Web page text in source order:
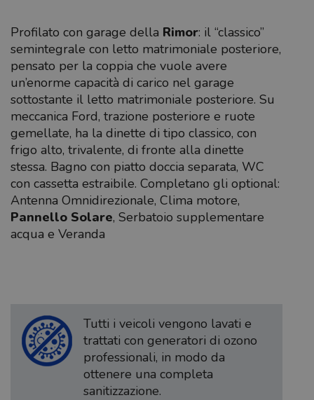
Profilato con garage della Rimor: il “classico”
semintegrale con letto matrimoniale posteriore,
pensato per la coppia che vuole avere
un’enorme capacità di carico nel garage
sottostante il letto matrimoniale posteriore. Su
meccanica Ford, trazione posteriore e ruote
gemellate, ha la dinette di tipo classico, con
frigo alto, trivalente, di fronte alla dinette
stessa. Bagno con piatto doccia separata, WC
con cassetta estraibile. Completano gli optional:
Antenna Omnidirezionale, Clima motore,
Pannello Solare, Serbatoio supplementare
acqua e Veranda
Tutti i veicoli vengono lavati e
trattati con generatori di ozono
professionali, in modo da
ottenere una completa
sanitizzazione.